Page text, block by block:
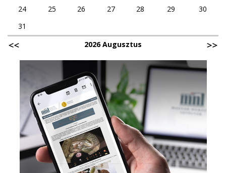
24
25 26 27 28 29
30
31
2026 Augusztus